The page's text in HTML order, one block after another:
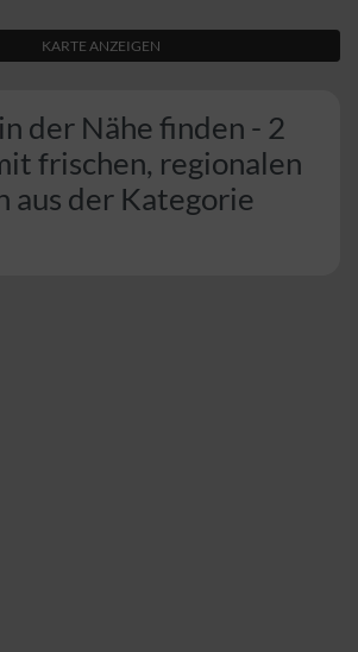
KARTE ANZEIGEN
der Nähe finden - 2
frischen, regionalen
aus der Kategorie